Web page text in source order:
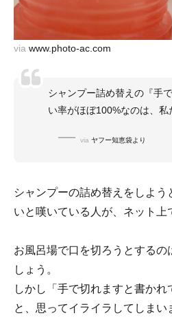
via www.photo-ac.com
シャンプー詰め替えの『手
い率がほぼ100%なのは、私
via ヤフー知恵袋より
シャンプーの詰め替えをしよ
いと嘆いている人が、ネット上
お風呂場で口を切ろうとする
しょう。
しかし「手で切れますと書かれ
と、思ってイライラしてしまい